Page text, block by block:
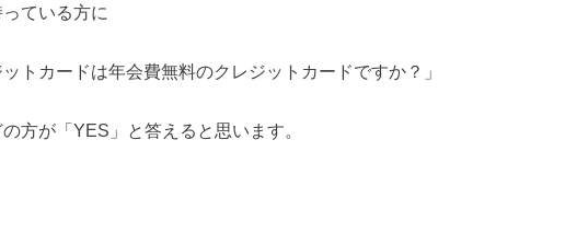
ている方に
トカードは年会費無料のクレジットカードですか？」
方が「YES」と答えると思います。